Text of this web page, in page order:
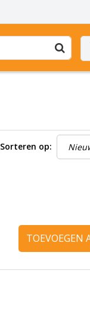
Sorteren op:
TOEVOEGEN